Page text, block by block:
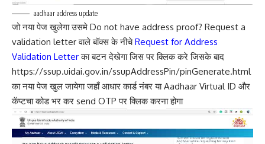
aadhaar address update
जो नया पेज खुलेगा उसमे Do not have address proof? Request a
validation letter वाले बॉक्स के नीचेRequest for Address
Validation Letterका बटन देखेगा जिस पर क्लिक करे जिसके बाद
https://ssup.uidai.gov.in/ssupAddressPin/pinGenerate.html
का नया पेज खुल जायेगा जहाँ आधार कार्ड नंबर या Aadhaar Virtual ID और
कॅप्टचा कोड भर कर send OTP पर क्लिक करना होगा